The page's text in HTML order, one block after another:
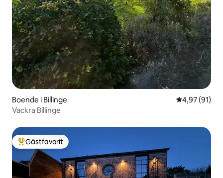
Boende i Billinge 4,97 av 5 i
4,97 (91)
Vackra Billinge
Populär gästfavorit
Gästfavorit